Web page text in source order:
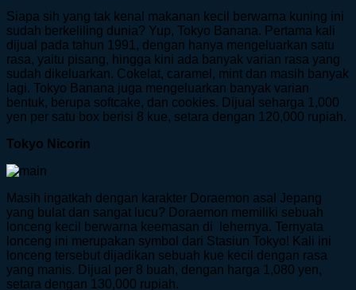
Siapa sih yang tak kenal makanan kecil berwarna kuning ini
sudah berkeliling dunia? Yup, Tokyo Banana. Pertama kali
dijual pada tahun 1991, dengan hanya mengeluarkan satu
rasa, yaitu pisang, hingga kini ada banyak varian rasa yang
sudah dikeluarkan. Cokelat, caramel, mint dan masih banyak
lagi. Tokyo Banana juga mengeluarkan banyak varian
bentuk, berupa softcake, dan cookies. Dijual seharga 1,000
yen per satu box berisi 8 kue, setara dengan 120,000 rupiah.
Tokyo Nicorin
Masih ingatkah dengan karakter Doraemon asal Jepang
yang bulat dan sangat lucu? Doraemon memiliki sebuah
lonceng kecil berwarna keemasan di lehernya. Ternyata
lonceng ini merupakan symbol dari Stasiun Tokyo! Kali ini
lonceng tersebut dijadikan sebuah kue kecil dengan rasa
yang manis. Dijual per 8 buah, dengan harga 1,080 yen,
setara dengan 130,000 rupiah.